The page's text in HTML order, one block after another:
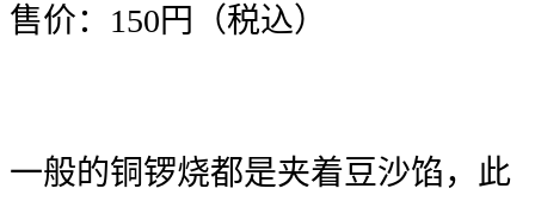
售价：150円（税込）
一般的铜锣烧都是夹着豆沙馅，此